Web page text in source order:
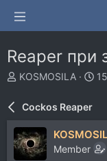
Reaper при
А
т
р
т
е
KOSMOSILA
Д
н
а
ч
Cockos Reaper
Member